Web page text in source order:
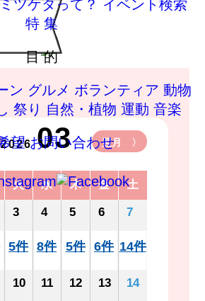
ツケタって？ イベント検索
特 集
目 的
ン グルメ ボランティア 動物
祭り 自然・植物 運動 音楽
望 お問い合わせ
2026 03 翌月 〉
火 水 木 金 土
3
5件
4
8件
5
5件
6
6件
7
14件
10 11 12 13 14